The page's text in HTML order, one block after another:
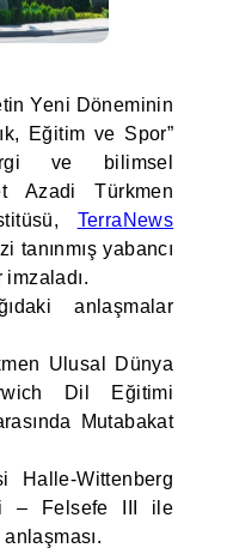
Yeni Döneminin
Eğitim ve Spor”
ve bilimsel
Azadi Türkmen
TerraNews
tanınmış yabancı
anlaşmalar
Ulusal Dünya
Dil Eğitimi
Mutabakat
Halle-Wittenberg
– Felsefe III ile